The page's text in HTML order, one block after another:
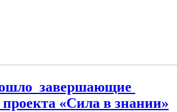
завершающие
«Сила в знании»